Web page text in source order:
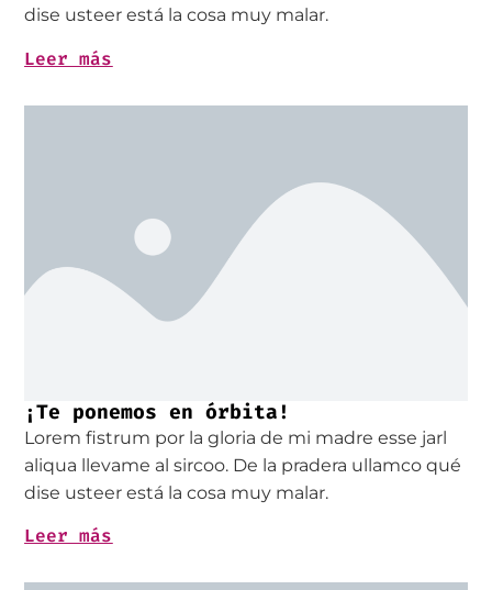
dise usteer está la cosa muy malar.
Leer más
¡Te ponemos en órbita!
Lorem fistrum por la gloria de mi madre esse jarl
aliqua llevame al sircoo. De la pradera ullamco qué
dise usteer está la cosa muy malar.
Leer más